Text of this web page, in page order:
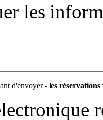
les
d'envoyer - les réservations